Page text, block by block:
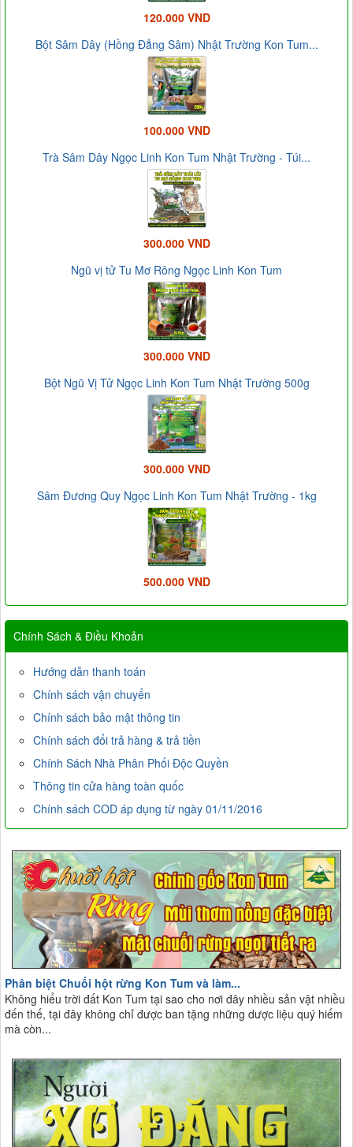
120.000 VND
Bột Sâm Dây (Hồng Đẳng Sâm) Nhật Trường Kon Tum...
100.000 VND
Trà Sâm Dây Ngọc Linh Kon Tum Nhật Trường - Túi...
300.000 VND
Ngũ vị tử Tu Mơ Rông Ngọc Linh Kon Tum
300.000 VND
Bột Ngũ Vị Tử Ngọc Linh Kon Tum Nhật Trường 500g
300.000 VND
Sâm Đương Quy Ngọc Linh Kon Tum Nhật Trường - 1kg
500.000 VND
Chính Sách & Điều Khoản
Hướng dẫn thanh toán
Chính sách vận chuyển
Chính sách bảo mật thông tin
Chính sách đổi trả hàng & trả tiền
Chính Sách Nhà Phân Phối Độc Quyền
Thông tin cửa hàng toàn quốc
Chính sách COD áp dụng từ ngày 01/11/2016
Phân biệt Chuối hột rừng Kon Tum và làm...
Không hiểu trời đất Kon Tum tại sao cho nơi đây nhiều sản vật nhiều
đến thế, tại đây không chỉ được ban tặng những dược liệu quý hiếm
mà còn...